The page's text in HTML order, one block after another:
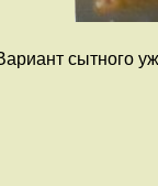
сытного